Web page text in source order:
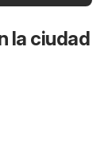
la ciudad